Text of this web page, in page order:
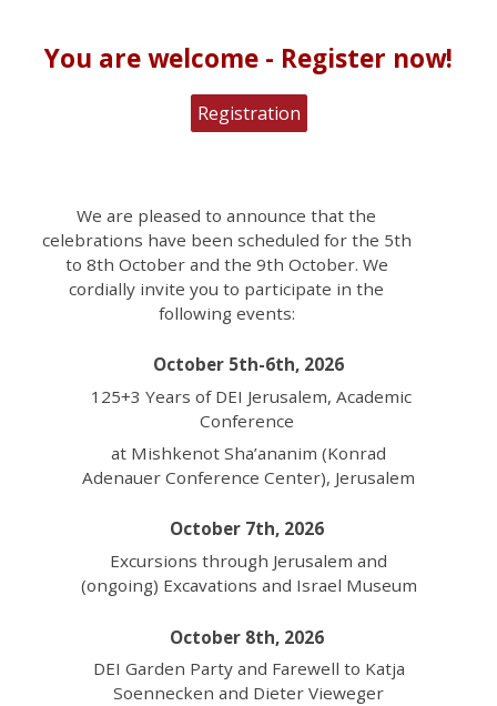
You are welcome - Register now!
Registration
We are pleased to announce that the
celebrations have been scheduled for the 5th
to 8th October and the 9th October. We
cordially invite you to participate in the
following events:
October 5th-6th, 2026
125+3 Years of DEI Jerusalem, Academic
Conference
at Mishkenot Sha’ananim (Konrad
Adenauer Conference Center), Jerusalem
October 7th, 2026
Excursions through Jerusalem and
(ongoing) Excavations and Israel Museum
October 8th, 2026
DEI Garden Party and Farewell to Katja
Soennecken and Dieter Vieweger